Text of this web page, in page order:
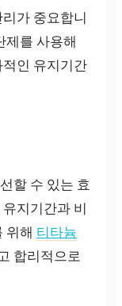
가 중요합니
제를 사용해
인 유지기간
할 수 있는 효
지기간과 비
위해 티타늄
합리적으로